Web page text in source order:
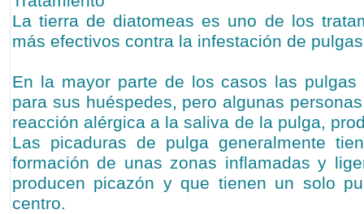
La tierra de diatomeas es uno de los
más efectivos contra la infestación de
En la mayor parte de los casos las
para sus huéspedes, pero algunas
reacción alérgica a la saliva de la pulga,
Las picaduras de pulga generalmente
formación de unas zonas inflamadas y
producen picazón y que tienen un solo
centro.